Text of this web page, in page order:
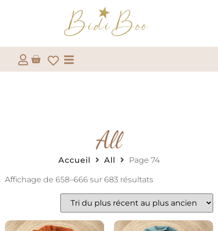
All
Accueil All Page 74
Affichage de 658–666 sur 683 résultats